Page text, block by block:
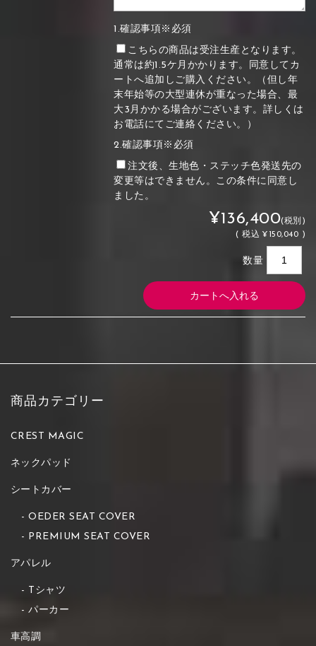
1.確認事項※必須
こちらの商品は受注生産となります。
通常は約1.5ケ月かかります。同意してカ
ートへ追加しご購入ください。（但し年
末年始等の大型連休が重なった場合、最
大3月かかる場合がございます。詳しくは
お電話にてご連絡ください。）
2.確認事項※必須
注文後、生地色・ステッチ色発送先の
変更等はできません。この条件に同意し
ました。
¥136,400(税別)
(税込 ¥150,040 )
数量
商品カテゴリー
CREST MAGIC
ネックパッド
シートカバー
OEDER SEAT COVER
PREMIUM SEAT COVER
アパレル
Tシャツ
パーカー
車高調